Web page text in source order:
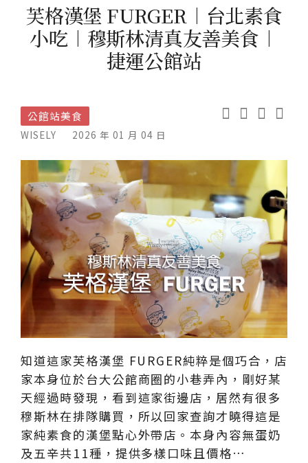
芙格漢堡 FURGER︱台北素食
小吃︱穆斯林清真友善美食︱
捷運公館站
公館站美食
WISELY 2026 年 01 月 04 日
知道這家芙格漢堡 FURGER純粹是個巧合，店
家本身位於台大公館商圈的小巷弄內，剛好某
天經過時發現，看到這家街邊店，居然有很多
穆斯林在排隊購買，所以回家查詢才曉得這是
家純素食的漢堡點心外帶店。本身內容無蛋奶
及五辛共11種，提供多樣口味且價格…